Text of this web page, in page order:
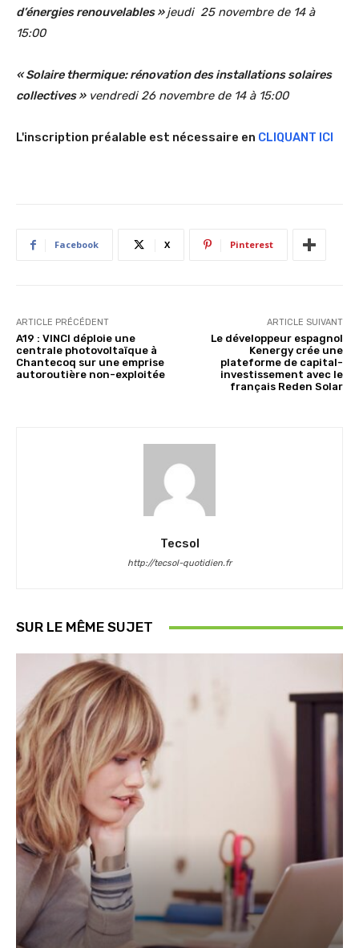
d’énergies renouvelables »jeudi 25 novembre de 14 à
15:00
« Solaire thermique: rénovation des installations solaires
collectives »vendredi 26 novembre de 14 à 15:00
L'inscription préalable est nécessaire en CLIQUANT ICI
Facebook X Pinterest
ARTICLE PRÉCÉDENT
A19 : VINCI déploie une
centrale photovoltaïque à
Chantecoq sur une emprise
autoroutière non-exploitée
ARTICLE SUIVANT
Le développeur espagnol
Kenergy crée une
plateforme de capital-
investissement avec le
français Reden Solar
Tecsol
http://tecsol-quotidien.fr
SUR LE MÊME SUJET